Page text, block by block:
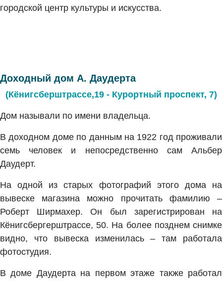
городской центр культуры и искусства.
Доходный дом А. Даудерта
(Кёнигсберштрассе,19 - Курортный проспект, 7)
Дом называли по имени владельца.
В доходном доме по данным на 1922 год проживали
семь человек и непосредственно сам Альбер
Даудерт.
На одной из старых фотографий этого дома на
вывеске магазина можно прочитать фамилию –
Роберт Ширмахер. Он был зарегистрирован на
Кёнигсбергерштрассе, 50. На более позднем снимке
видно, что вывеска изменилась – там работала
фотостудия.
В доме Даудерта на первом этаже также работал